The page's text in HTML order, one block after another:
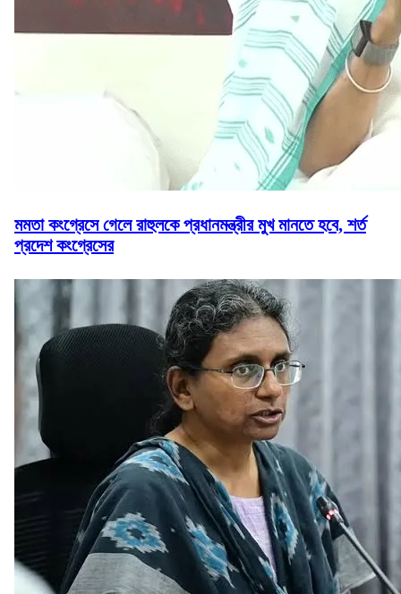
মমতা কংগ্রেসে গেলে রাহুলকে প্রধানমন্ত্রীর মুখ মানতে হবে, শর্ত
প্রদেশ কংগ্রেসের